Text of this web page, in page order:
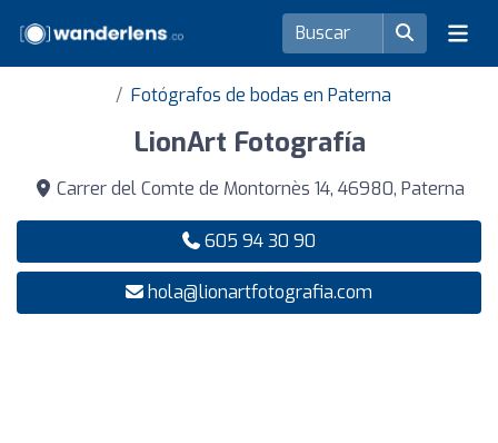
Fotógrafos de bodas en Paterna
LionArt Fotografía
Carrer del Comte de Montornès 14, 46980, Paterna
605 94 30 90
hola@lionartfotografia.com